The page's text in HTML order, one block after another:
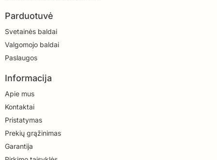
Parduotuvė
Svetainės baldai
Valgomojo baldai
Paslaugos
Informacija
Apie mus
Kontaktai
Pristatymas
Prekių grąžinimas
Garantija